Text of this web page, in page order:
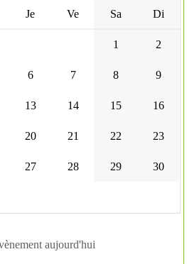
Je Ve Sa Di
1 2
6 7 8 9
13 14 15 16
20 21 22 23
27 28 29 30
aujourd'hui